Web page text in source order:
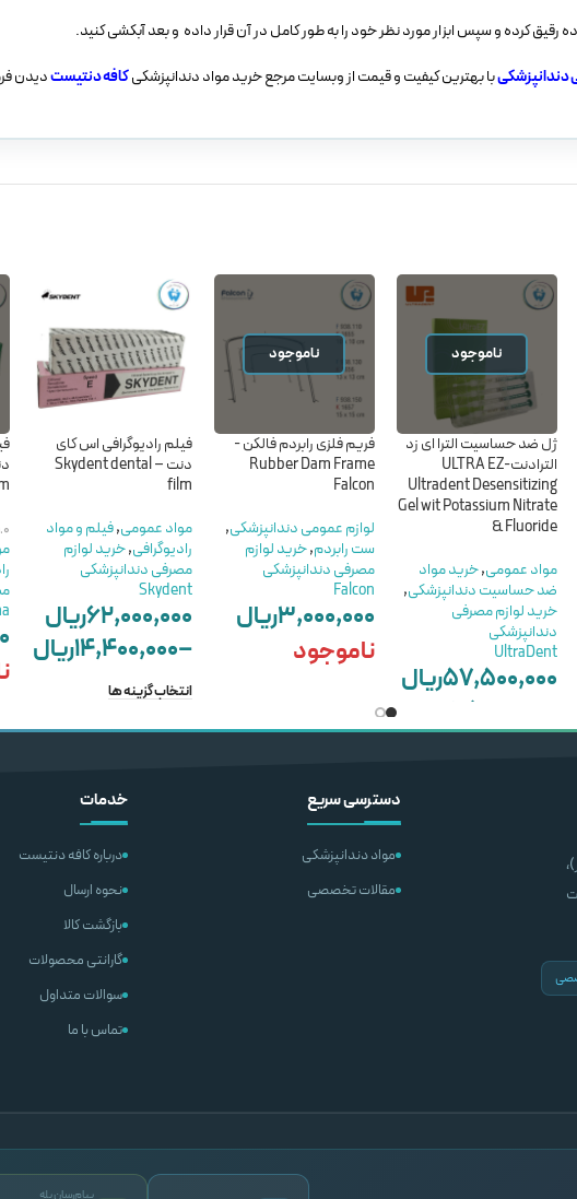
دندانپزشکیبا بهترین کیفیت و قیمت از وبسایت مرجع خرید مواد دندانپزشکیکافه دنتیستدیدن
ناموجود
ژل ضد حساسیت الترا ای زد
الترادنت-ULTRA EZ
Ultradent Desensitizing
Gel wit Potassium Nitrate
& Fluoride
مواد عمومی,خرید مواد
ضد حساسیت دندانپزشکی,
خرید لوازم مصرفی
دندانپزشکی
UltraDent
۵۷,۵۰۰,۰۰۰ریال
۸,۵۰۰,۰۰۰
ناموجود
فریم فلزی رابردم فالکن -
Rubber Dam Frame
Falcon
لوازم عمومی دندانپزشکی,
ست رابردم,خرید لوازم
مصرفی دندانپزشکی
Falcon
۳,۰۰۰,۰۰۰ریال
ناموجود
فیلم رادیوگرافی اس کای
دنت – Skydent dental
film
مواد عمومی,فیلم و مواد
رادیوگرافی,خرید لوازم
مصرفی دندانپزشکی
Skydent
۶۲,۰۰۰,۰۰۰ریال
–۱۴,۴۰۰,۰۰۰ریال
انتخاب گزینه ها
دسترسی سریع
مواد دندانپزشکی
مقالات تخصصی
خدمات
درباره کافه دنتیست
نحوه ارسال
بازگشت کالا
گارانتی محصولات
سوالات متداول
تماس با ما
پیام‌رسان بله